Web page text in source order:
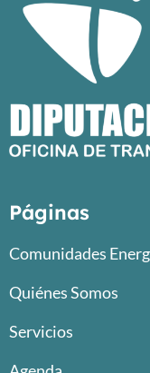
Páginas
Comunidades
Quiénes Somos
Servicios